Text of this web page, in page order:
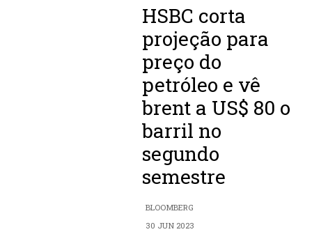
HSBC corta
projeção para
preço do
petróleo e vê
brent a US$ 80 o
barril no
segundo
semestre
BLOOMBERG
30 JUN 2023